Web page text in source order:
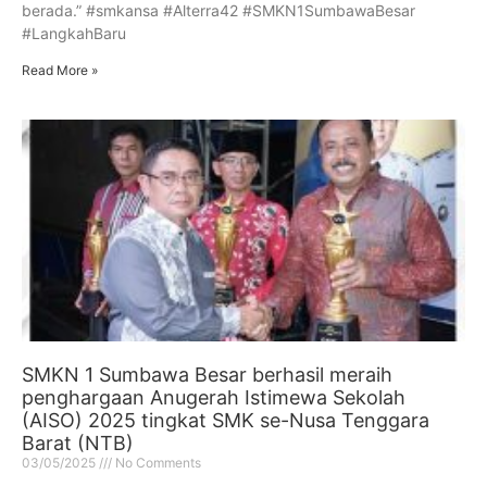
berada.” #smkansa #Alterra42 #SMKN1SumbawaBesar
#LangkahBaru
Read More »
SMKN 1 Sumbawa Besar berhasil meraih
penghargaan Anugerah Istimewa Sekolah
(AISO) 2025 tingkat SMK se-Nusa Tenggara
Barat (NTB)
03/05/2025 No Comments